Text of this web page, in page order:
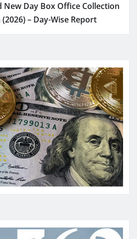
New Day Box Office Collection
– Day-Wise Report